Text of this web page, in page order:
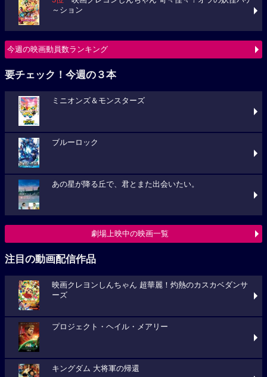
～ション
今週の映画動員数ランキング
要チェック！今週の３本
ミニオンズ＆モンスターズ
ブルーロック
あの星が降る丘で、君とまた出会いたい。
劇場上映中の映画一覧
注目の動画配信作品
映画クレヨンしんちゃん 超華麗！灼熱のカスカベダンサ
ーズ
プロジェクト・ヘイル・メアリー
キングダム 大将軍の帰還